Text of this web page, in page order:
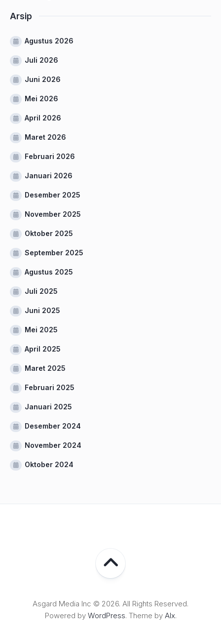
Arsip
Agustus 2026
Juli 2026
Juni 2026
Mei 2026
April 2026
Maret 2026
Februari 2026
Januari 2026
Desember 2025
November 2025
Oktober 2025
September 2025
Agustus 2025
Juli 2025
Juni 2025
Mei 2025
April 2025
Maret 2025
Februari 2025
Januari 2025
Desember 2024
November 2024
Oktober 2024
Asgard Media Inc © 2026. All Rights Reserved.
Powered by WordPress. Theme by Alx.